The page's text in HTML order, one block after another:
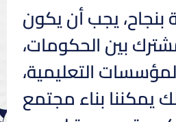
بنجاح، يجب أن يكون
بين الحكومات،
التعليمية،
يمكننا بناء مجتمع